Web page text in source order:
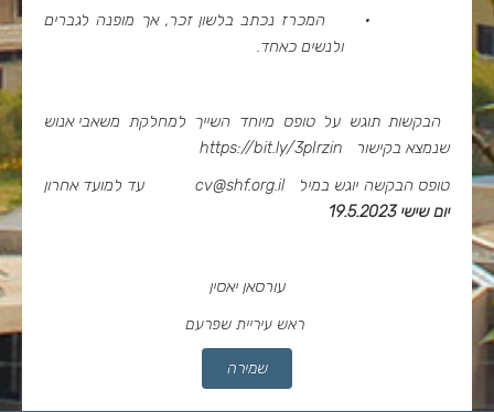
·
המכרז נכתב בלשון זכר, אך מופנה לגברים
ולנשים כאחד.
הבקשות תוגש על טופס מיוחד השייך למחלקת משאבי אנוש
שנמצא בקישור
https://bit.ly/3pIrzin
טופס הבקשה יוגש במיל
cv@shf.org.il
עד למועד אחרון
יום שישי 19.5.2023
עורסאן יאסין
ראש עיריית שפרעם
שמירה